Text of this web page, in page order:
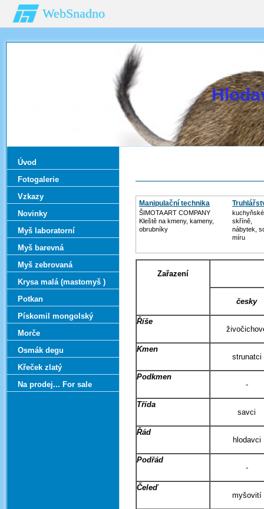
WebSnadno
Manipulační technika
ŠIMOTA ART COMPANY
Kleště na kmeny, kameny,
obrubníky
skříně,
nábytek,
míru
Zařazení
česky
Říše
Kmen
strunatci
Podkmen
-
Třída
savci
Řád
hlodavci
Podřád
-
Čeleď
myšovití
Úvod
Fotogalerie
Vzkazy
Novinky
Myš laboratorní
Myš barevná
Myš zebrovaná
Krysa malá (mastomyš )
Potkan
Pískomil mongolský
Morče
Osmák degu
Křeček zlatý
Na prodej... For sale